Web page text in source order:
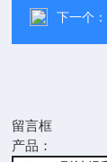
下一个：
留言框
产品：